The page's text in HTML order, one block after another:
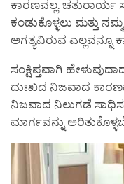
ಕಾರಣವಲ್ಲ. ಚತುರಾರ್ಯ
ಕಂಡುಕೊಳ್ಳಲು ಮತ್ತು
ಅಗತ್ಯವಿರುವ ಎಲ್ಲವನ್ನೂ
ಸಂಕ್ಷಿಪ್ತವಾಗಿ
ದುಃಖದ ನಿಜವಾದ
ನಿಜವಾದ ನಿಲುಗಡೆ
ಮಾರ್ಗವನ್ನು